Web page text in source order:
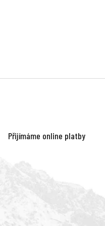
Přijímáme online platby